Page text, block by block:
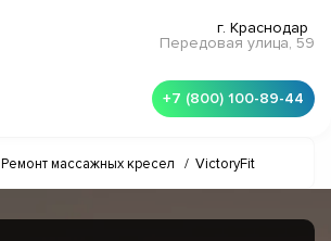
г. Краснодар
Передовая улица, 59
+7 (800) 100-89-44
Ремонт массажных кресел / VictoryFit